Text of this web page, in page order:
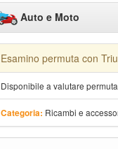
Auto e Moto
Esamino permuta con
Disponibile a valutare
Categoria: Ricambi e